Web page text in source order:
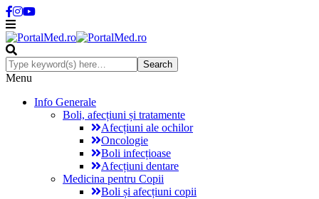
Menu
Info Generale
Boli, afecțiuni și tratamente
Afecțiuni ale ochilor
Oncologie
Boli infecțioase
Afecțiuni dentare
Medicina pentru Copii
Boli și afecțiuni copii